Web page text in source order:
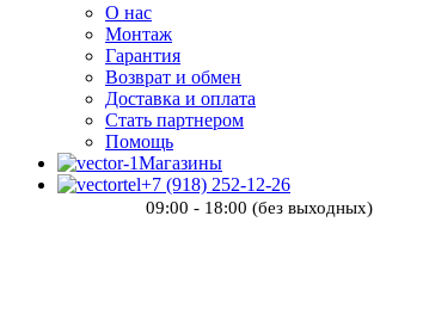
О нас
Монтаж
Гарантия
Возврат и обмен
Доставка и оплата
Стать партнером
Помощь
Магазины
+7 (918) 252-12-26
09:00 - 18:00 (без выходных)